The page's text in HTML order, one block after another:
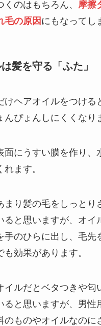
のはもちろん、
摩擦
毛の原因 にもなってし
髪を守る「ふた」
けヘアオイルをつける
んぴょんしにくくなり
面にうすい膜を作り、
ます。
まり髪の毛をしっとり
ると思いますが、オイ
手のひらに出し、毛先
効果があります。
イルだとベタつきや匂
ると思いますが、男性
のものやオイルなのに